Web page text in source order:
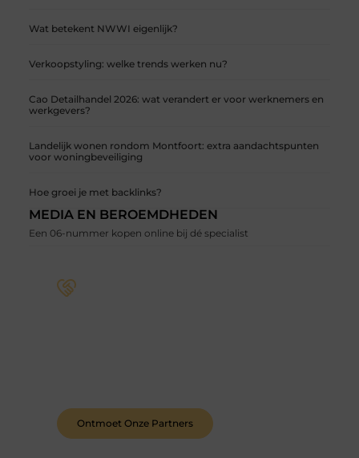
Wat betekent NWWI eigenlijk?
Verkoopstyling: welke trends werken nu?
Cao Detailhandel 2026: wat verandert er voor werknemers en
werkgevers?
Landelijk wonen rondom Montfoort: extra aandachtspunten
voor woningbeveiliging
Hoe groei je met backlinks?
MEDIA EN BEROEMDHEDEN
Een 06-nummer kopen online bij dé specialist
Ontmoet Onze Partners